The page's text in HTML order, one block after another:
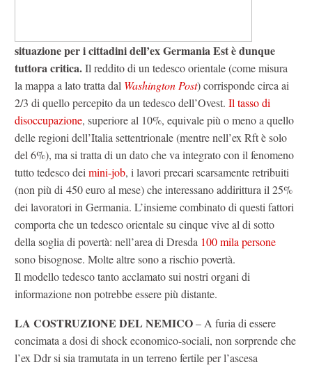
situazione per i cittadini dell’ex Germania Est è dunque
tuttora critica.Il reddito di un tedesco orientale (come misura
la mappa a lato tratta dal Washington Post) corrisponde circa ai
2/3 di quello percepito da un tedesco dell’Ovest. Il tasso di
disoccupazione, superiore al 10%, equivale più o meno a quello
delle regioni dell’Italia settentrionale (mentre nell’ex Rft è solo
del 6%), ma si tratta di un dato che va integrato con il fenomeno
tutto tedesco dei mini-job, i lavori precari scarsamente retribuiti
(non più di 450 euro al mese) che interessano addirittura il 25%
dei lavoratori in Germania. L’insieme combinato di questi fattori
comporta che un tedesco orientale su cinque vive al di sotto
della soglia di povertà: nell’area di Dresda 100 mila persone
sono bisognose. Molte altre sono a rischio povertà.
Il modello tedesco tanto acclamato sui nostri organi di
informazione non potrebbe essere più distante.
LA COSTRUZIONE DEL NEMICO– A furia di essere
concimata a dosi di shock economico-sociali, non sorprende che
l’ex Ddr si sia tramutata in un terreno fertile per l’ascesa